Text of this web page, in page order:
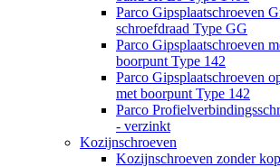
Parco Gipsplaatschroeven
schroefdraad Type GG
Parco Gipsplaatschroeven
boorpunt Type 142
Parco Gipsplaatschroeven
met boorpunt Type 142
Parco
- verzinkt
Kozijnschroeven
Kozijnschroeven zonder kop